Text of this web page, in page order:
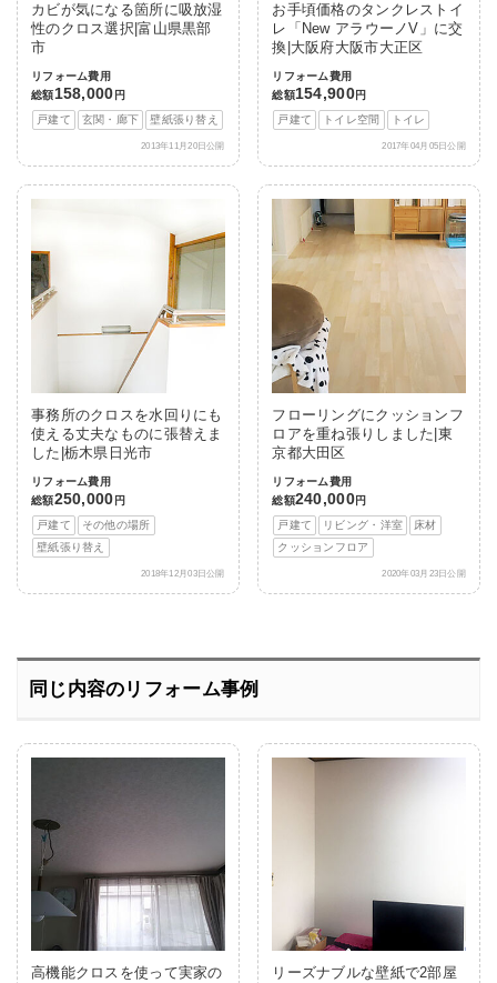
カビが気になる箇所に吸放湿
性のクロス選択|富山県黒部
市
リフォーム費用
総額158,000 円
戸建て
玄関・廊下 壁紙張り替え
2013年11月20日公開
お手頃価格のタンクレストイ
レ「New アラウーノV」に交
換|大阪府大阪市大正区
リフォーム費用
総額154,900円
戸建て
トイレ空間 トイレ
2017年04月05日公開
事務所のクロスを水回りにも
使える丈夫なものに張替えま
した|栃木県日光市
リフォーム費用
総額250,000 円
戸建て
その他の場所
壁紙張り替え
2018年12月03日公開
フローリングにクッションフ
ロアを重ね張りしました|東
京都大田区
リフォーム費用
総額240,000円
戸建て
リビング・洋室
床材
クッションフロア
2020年03月23日公開
同じ内容のリフォーム事例
高機能クロスを使って実家の
リーズナブルな壁紙で2部屋